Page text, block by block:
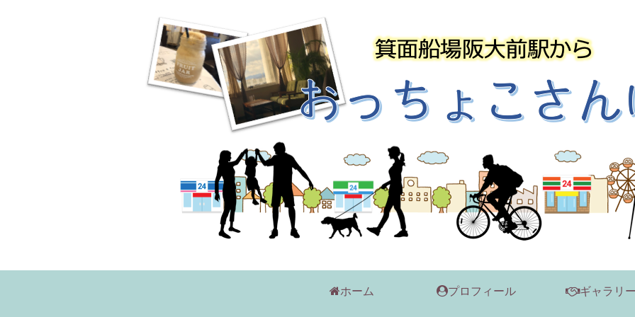
ホーム プロフィール ギャラリ